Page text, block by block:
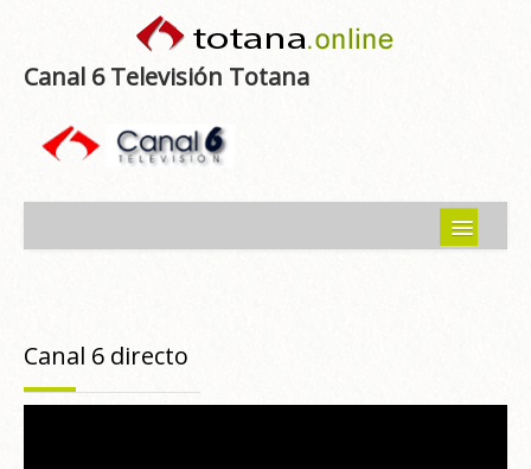
Canal 6 Televisión Totana
Programas emitidos
Canal 6 directo